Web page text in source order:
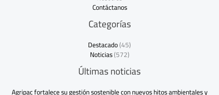
Contáctanos
Categorías
Destacado(45)
Noticias(572)
Últimas noticias
Agripac fortalece su gestión sostenible con nuevos hitos ambientales y